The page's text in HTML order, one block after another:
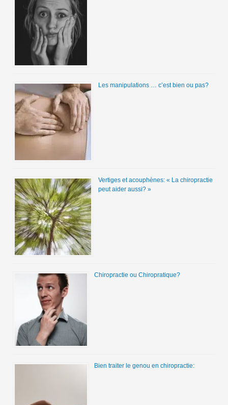
Les manipulations … c’est bien ou pas?
Vertiges et acouphènes: « La chiropractie
peut aider aussi? »
Chiropractie ou Chiropratique?
Bien traiter le genou en chiropractie: